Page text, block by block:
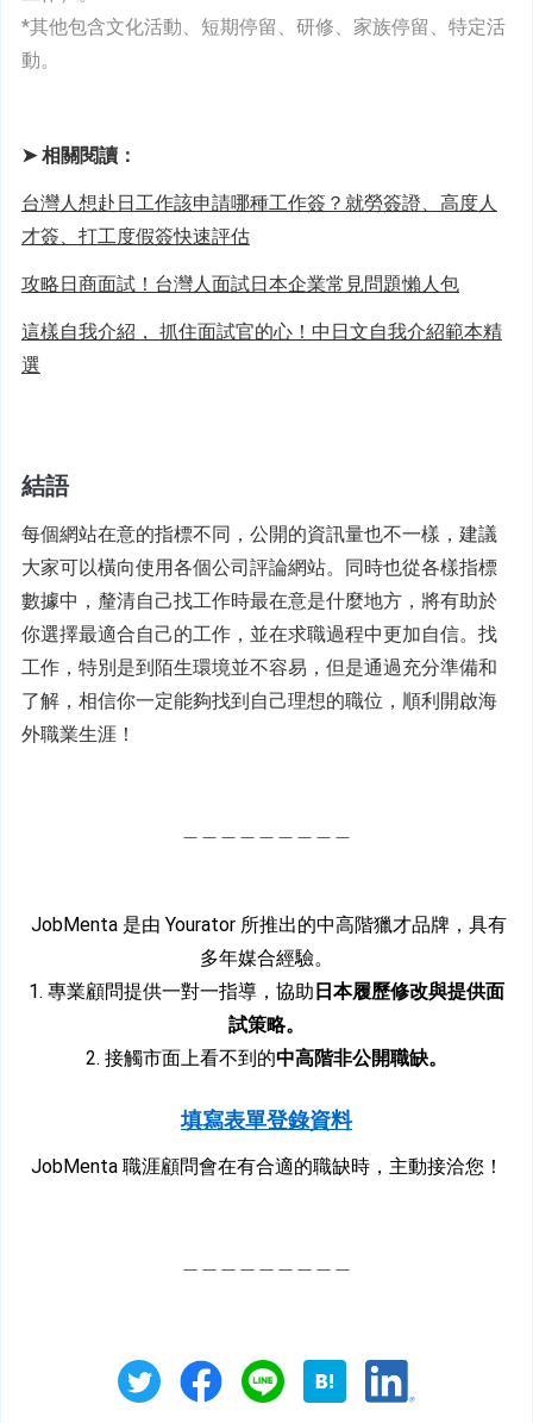
*其他包含文化活動、短期停留、研修、家族停留、特定活
動。
➤ 相關閱讀：
台灣人想赴日工作該申請哪種工作簽？就勞簽證、高度人
才簽、打工度假簽快速評估
攻略日商面試！台灣人面試日本企業常見問題懶人包
這樣自我介紹， 抓住面試官的心！中日文自我介紹範本精
選
結語
每個網站在意的指標不同，公開的資訊量也不一樣，建議
大家可以橫向使用各個公司評論網站。同時也從各樣指標
數據中，釐清自己找工作時最在意是什麼地方，將有助於
你選擇最適合自己的工作，並在求職過程中更加自信。找
工作，特別是到陌生環境並不容易，但是通過充分準備和
了解，相信你一定能夠找到自己理想的職位，順利開啟海
外職業生涯！
多年媒合經驗。
1. 專業顧問提供一對一指導，協助 日本履歷修改與提供面
試策略。
2. 接觸市面上看不到的中高階非公開職缺。
填寫表單登錄資料
JobMenta 職涯顧問會在有合適的職缺時，主動接洽您！